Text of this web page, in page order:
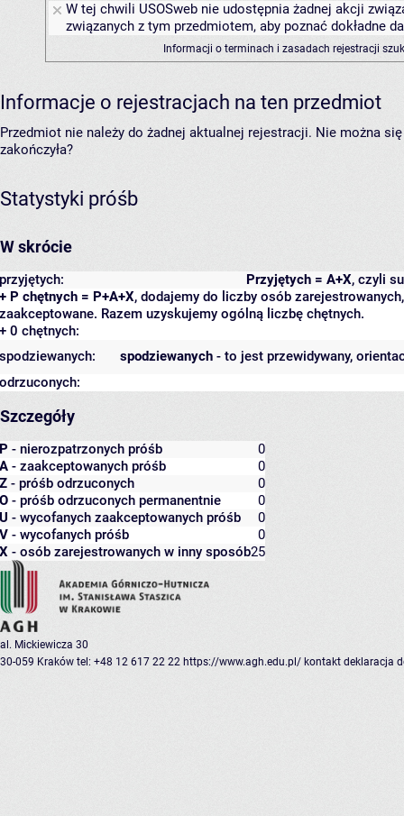
W tej chwili USOSweb nie udostępnia żadnej akcji
związanych z tym przedmiotem, aby poznać dokładne
Informacji o terminach i zasadach rejestracji
Informacje o rejestracjach na ten przedmiot
Przedmiot nie należy do żadnej aktualnej rejestracji. Nie można
zakończyła?
Statystyki próśb
W skrócie
Przyjętych = A+X, czyli
przyjętych:
+ P chętnych = P+A+X, dodajemy do liczby osób
zaakceptowane. Razem uzyskujemy ogólną liczbę chętnych.
+ 0 chętnych:
spodziewanych - to jest przewidywany,
spodziewanych:
odrzuconych:
Szczegóły
P - nierozpatrzonych próśb
0
A - zaakceptowanych próśb
0
Z - próśb odrzuconych
0
O - próśb odrzuconych permanentnie
0
U - wycofanych zaakceptowanych próśb
0
V - wycofanych próśb
0
X - osób zarejestrowanych w inny sposób25
al. Mickiewicza 30
30-059 Kraków tel: +48 12 617 22 22 https://www.agh.edu.pl/ kontakt deklaracja